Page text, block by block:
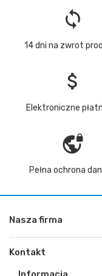
loop
14 dni na zwrot
attach_money
Elektroniczne
vpn_lock
Pełna ochrona
Nasza firma
Kontakt